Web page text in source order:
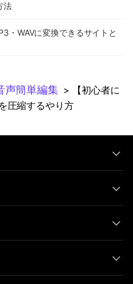
法
・WAVに変換できるサイトと
声簡単編集 > 【初心者に
圧縮するやり方